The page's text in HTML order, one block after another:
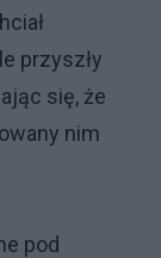
przyszły
się, że
nim
pod